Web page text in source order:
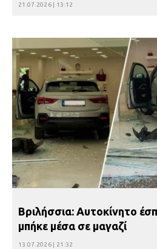
21.07.2026 | 13:12
Βριλήσσια: Αυτοκίνητο
μπήκε μέσα σε μαγαζί
13.07.2026 | 21:32